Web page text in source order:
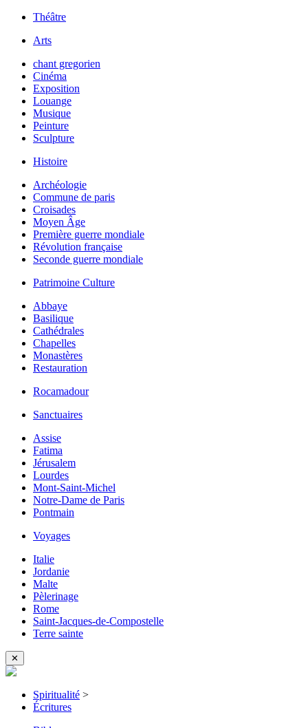
Théâtre
Arts
chant gregorien
Cinéma
Exposition
Louange
Musique
Peinture
Sculpture
Histoire
Archéologie
Commune de paris
Croisades
Moyen Âge
Première guerre mondiale
Révolution française
Seconde guerre mondiale
Patrimoine Culture
Abbaye
Basilique
Cathédrales
Chapelles
Monastères
Restauration
Rocamadour
Sanctuaires
Assise
Fatima
Jérusalem
Lourdes
Mont-Saint-Michel
Notre-Dame de Paris
Pontmain
Voyages
Italie
Jordanie
Malte
Pèlerinage
Rome
Saint-Jacques-de-Compostelle
Terre sainte
✕
Spiritualité >
Écritures